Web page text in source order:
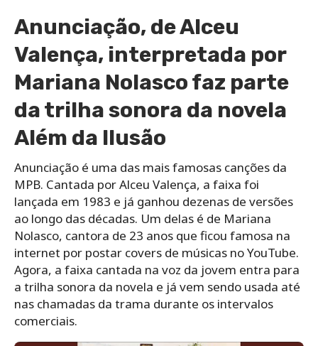
Anunciação, de Alceu
Valença, interpretada por
Mariana Nolasco faz parte
da trilha sonora da novela
Além da Ilusão
Anunciação é uma das mais famosas canções da
MPB. Cantada por Alceu Valença, a faixa foi
lançada em 1983 e já ganhou dezenas de versões
ao longo das décadas. Um delas é de Mariana
Nolasco, cantora de 23 anos que ficou famosa na
internet por postar covers de músicas no YouTube.
Agora, a faixa cantada na voz da jovem entra para
a trilha sonora da novela e já vem sendo usada até
nas chamadas da trama durante os intervalos
comerciais.